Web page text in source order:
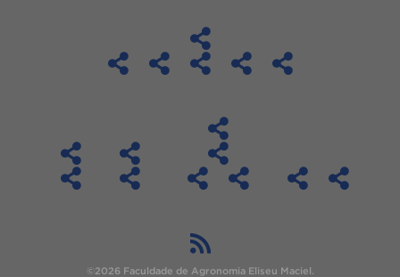
©2026 Faculdade de Agronomia Eliseu Maciel.